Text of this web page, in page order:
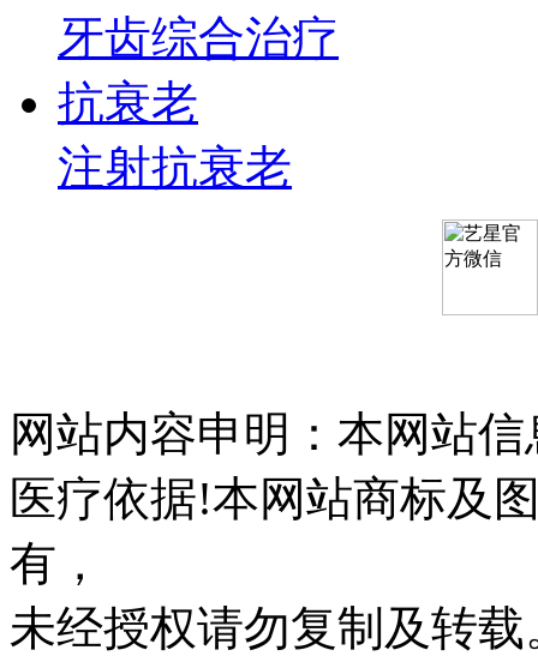
牙齿综合治疗
抗衰老
注射抗衰老
网站内容申明：本网站
医疗依据!本网站商标及
有，
未经授权请勿复制及转